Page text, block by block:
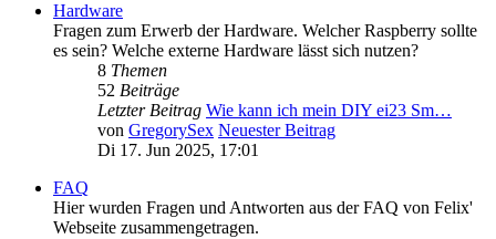
Hardware
Fragen zum Erwerb der Hardware. Welcher Raspberry sollte
es sein? Welche externe Hardware lässt sich nutzen?
8 Themen
52 Beiträge
Letzter Beitrag Wie kann ich mein DIY ei23 Sm…
von GregorySex Neuester Beitrag
Di 17. Jun 2025, 17:01
FAQ
Hier wurden Fragen und Antworten aus der FAQ von Felix'
Webseite zusammengetragen.